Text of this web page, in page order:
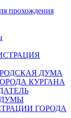
прохождения
ДУМА
КУРГАНА
ДУМЫ
ГОРОДА